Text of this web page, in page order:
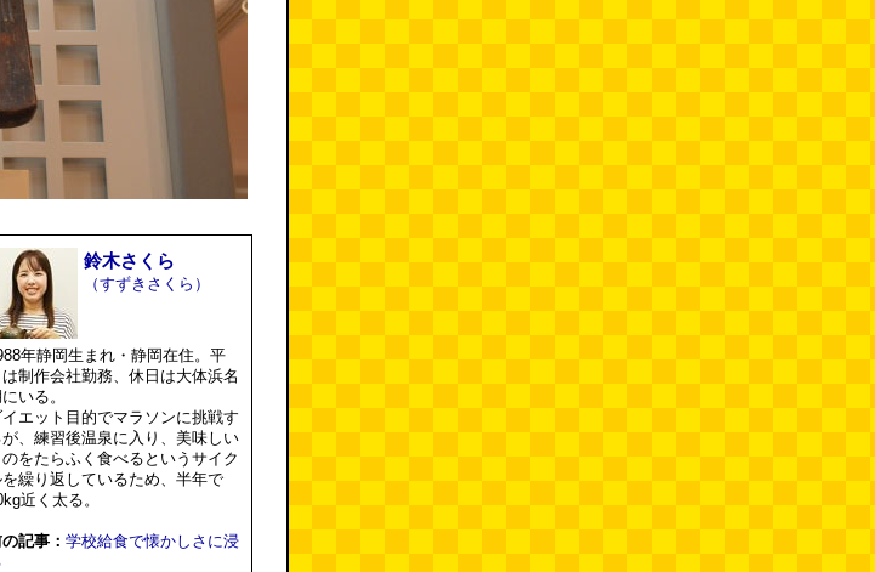
鈴木さくら
（すずきさくら）
年静岡生まれ・静岡在住。平
は制作会社勤務、休日は大体浜名
いる。
イエット目的でマラソンに挑戦す
が、練習後温泉に入り、美味しい
のをたらふく食べるというサイク
を繰り返しているため、半年で
近く太る。
記事： 学校給食で懐かしさに浸